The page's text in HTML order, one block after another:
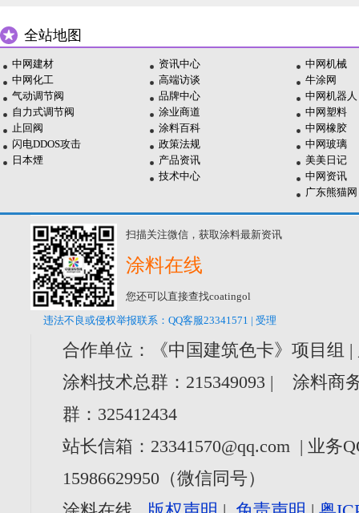
全站地图
中网建材
中网化工
气动调节阀
自力式调节阀
止回阀
闪电DDOS攻击
日本煙
资讯中心
高端访谈
品牌中心
涂业商道
涂料百科
政策法规
产品资讯
技术中心
中网机械
牛涂网
中网机器人
中网塑料
中网橡胶
中网玻璃
美美日记
中网资讯
广东熊猫网
扫描关注微信，获取涂料最新资讯
涂料在线
您还可以直接查找coatingol
违法不良或侵权举报联系：QQ客服23341571 | 受理
合作单位：《中国建筑色卡》项目组
涂料技术总群：215349093 | 涂料商
群：325412434
站长信箱：23341570@qq.com | 业务
15986629950（微信同号）